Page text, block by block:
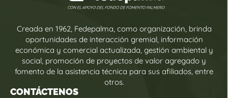
Creada en 1962, Fedepalma, como organización, brinda
oportunidades de interacción gremial, información
económica y comercial actualizada, gestión ambiental y
social, promoción de proyectos de valor agregado y
fomento de la asistencia técnica para sus afiliados, entre
otros.
CONTÁCTENOS